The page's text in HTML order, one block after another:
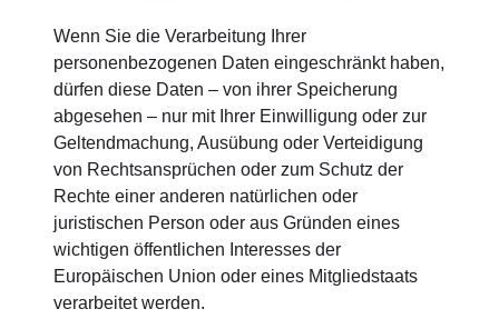
Wenn Sie die Verarbeitung Ihrer
personenbezogenen Daten eingeschränkt haben,
dürfen diese Daten – von ihrer Speicherung
abgesehen – nur mit Ihrer Einwilligung oder zur
Geltendmachung, Ausübung oder Verteidigung
von Rechtsansprüchen oder zum Schutz der
Rechte einer anderen natürlichen oder
juristischen Person oder aus Gründen eines
wichtigen öffentlichen Interesses der
Europäischen Union oder eines Mitgliedstaats
verarbeitet werden.